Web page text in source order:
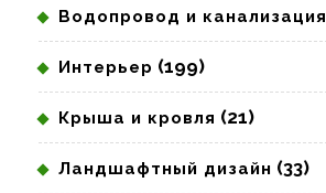
Водопровод и канализация
Интерьер (199)
Крыша и кровля (21)
Ландшафтный дизайн (33)